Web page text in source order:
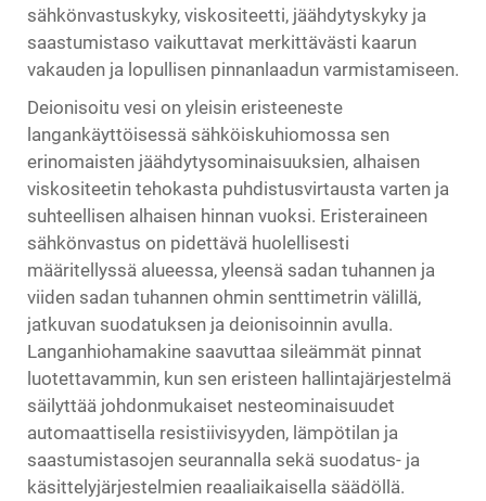
sähkönvastuskyky, viskositeetti, jäähdytyskyky ja
saastumistaso vaikuttavat merkittävästi kaarun
vakauden ja lopullisen pinnanlaadun varmistamiseen.
Deionisoitu vesi on yleisin eristeeneste
langankäyttöisessä sähköiskuhiomossa sen
erinomaisten jäähdytysominaisuuksien, alhaisen
viskositeetin tehokasta puhdistusvirtausta varten ja
suhteellisen alhaisen hinnan vuoksi. Eristeraineen
sähkönvastus on pidettävä huolellisesti
määritellyssä alueessa, yleensä sadan tuhannen ja
viiden sadan tuhannen ohmin senttimetrin välillä,
jatkuvan suodatuksen ja deionisoinnin avulla.
Langanhiohamakine saavuttaa sileämmät pinnat
luotettavammin, kun sen eristeen hallintajärjestelmä
säilyttää johdonmukaiset nesteominaisuudet
automaattisella resistiivisyyden, lämpötilan ja
saastumistasojen seurannalla sekä suodatus- ja
käsittelyjärjestelmien reaaliaikaisella säädöllä.